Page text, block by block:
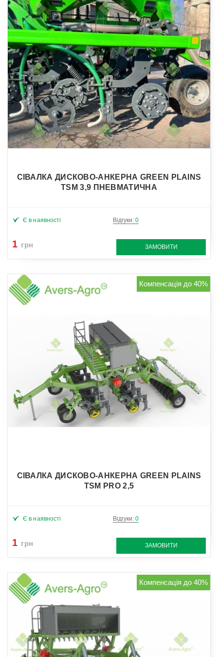
СІВАЛКА ДИСКОВО-АНКЕРНА GREEN PLAINS
TSM 3,9 ПНЕВМАТИЧНА
Є в наявності Відгуки: 0
1 грн ЗАМОВИТИ
Компенсація до 40%
СІВАЛКА ДИСКОВО-АНКЕРНА GREEN PLAINS
TSM PRO 2,5
Є в наявності Відгуки: 0
1 грн ЗАМОВИТИ
Компенсація до 40%